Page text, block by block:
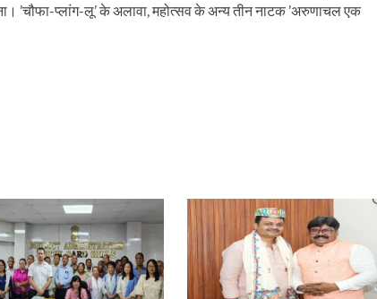
’चौफा-प्लांग-लू’ के अलावा, महोत्सव के अन्य तीन नाटक ’अरुणाचल एक